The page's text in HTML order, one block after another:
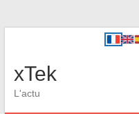
xTek
L'actu